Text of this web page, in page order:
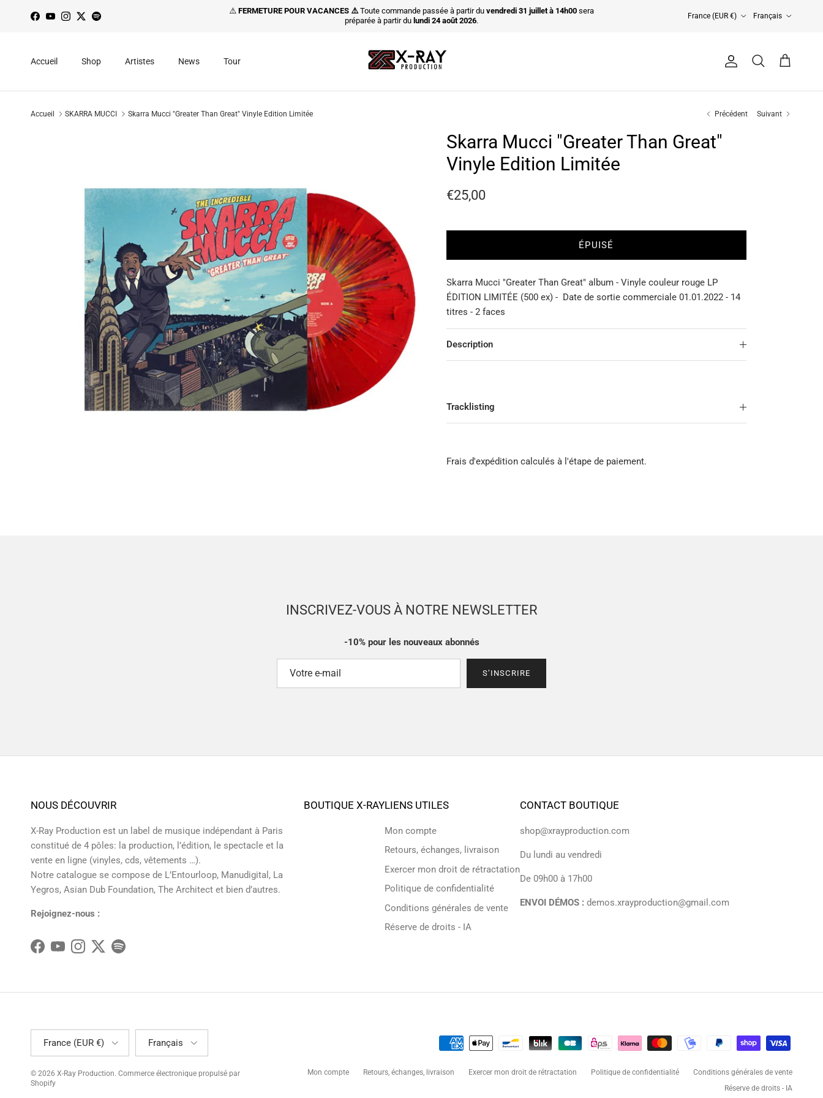
Facebook
YouTubeInstagram
TwitterSpotify
⚠️ FERMETURE POUR VACANCES ⚠️Toute commande passée à partir du vendredi 31 juillet à 14h00 sera
préparée à partir du lundi 24 août 2026. France (EUR €) Français
Accueil Shop Artistes News Tour CompteRecherchePanier
Accueil SKARRA MUCCI Skarra Mucci "Greater Than Great" Vinyle Edition Limitée Précédent Suivant
Skarra Mucci "Greater Than Great"
Vinyle Edition Limitée
Prix habituel
€25,00
ÉPUISÉ
Skarra Mucci "Greater Than Great" album - Vinyle couleur rouge LP
ÉDITION LIMITÉE (500 ex) - Date de sortie commerciale 01.01.2022 - 14
titres - 2 faces
Description
Tracklisting
Frais d'expédition calculés à l'étape de paiement.
INSCRIVEZ-VOUS À NOTRE NEWSLETTER
-10% pour les nouveaux abonnés
S’INSCRIRE
NOUS DÉCOUVRIR
X-Ray Production est un label de musique indépendant à Paris
constitué de 4 pôles: la production, l’édition, le spectacle et la
vente en ligne (vinyles, cds, vêtements …).
Notre catalogue se compose de L’Entourloop, Manudigital, La
Yegros, Asian Dub Foundation, The Architect et bien d’autres.
Rejoignez-nous :
Facebook
YouTubeInstagram
TwitterSpotify
BOUTIQUE X-RAYLIENS UTILES
Mon compte
Retours, échanges, livraison
Exercer mon droit de rétractation
Politique de confidentialité
Conditions générales de vente
Réserve de droits - IA
CONTACT BOUTIQUE
shop@xrayproduction.com
Du lundi au vendredi
De 09h00 à 17h00
ENVOI DÉMOS : demos.xrayproduction@gmail.com
Mon compte Retours, échanges, livraison Exercer mon droit de rétractation Politique de confidentialité
Conditions générales de vente
Réserve de droits - IA
France (EUR €) Français
© 2026 X-Ray Production. Commerce électronique propulsé par
Shopify